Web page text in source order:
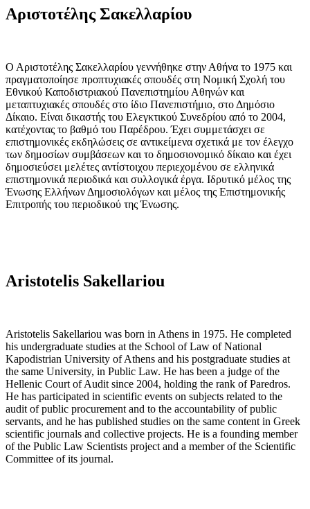
Αριστοτέλης Σακελλαρίου
Ο Αριστοτέλης Σακελλαρίου γεννήθηκε στην Αθήνα το 1975 και
πραγματοποίησε προπτυχιακές σπουδές στη Νομική Σχολή του
Εθνικού Καποδιστριακού Πανεπιστημίου Αθηνών και
μεταπτυχιακές σπουδές στο ίδιο Πανεπιστήμιο, στο Δημόσιο
Δίκαιο. Είναι δικαστής του Ελεγκτικού Συνεδρίου από το 2004,
κατέχοντας το βαθμό του Παρέδρου. Έχει συμμετάσχει σε
επιστημονικές εκδηλώσεις σε αντικείμενα σχετικά με τον έλεγχο
των δημοσίων συμβάσεων και το δημοσιονομικό δίκαιο και έχει
δημοσιεύσει μελέτες αντίστοιχου περιεχομένου σε ελληνικά
επιστημονικά περιοδικά και συλλογικά έργα. Ιδρυτικό μέλος της
Ένωσης Ελλήνων Δημοσιολόγων και μέλος της Επιστημονικής
Επιτροπής του περιοδικού της Ένωσης.
Aristotelis Sakellariou
Aristotelis Sakellariou was born in Athens in 1975. He completed
his undergraduate studies at the School of Law of National
Kapodistrian University of Athens and his postgraduate studies at
the same University, in Public Law. He has been a judge of the
Hellenic Court of Audit since 2004, holding the rank of Paredros.
He has participated in scientific events on subjects related to the
audit of public procurement and to the accountability of public
servants, and he has published studies on the same content in Greek
scientific journals and collective projects. He is a founding member
of the Public Law Scientists project and a member of the Scientific
Committee of its journal.